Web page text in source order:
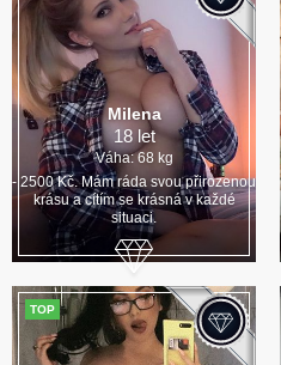
Milena
18 let
Váha: 68 kg
- 2500 Kč. Mám ráda svou přirozenou
krásu a cítím se krásná v každé
situaci.
TOP